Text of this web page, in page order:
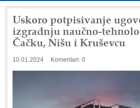
Uskoro potpisivanje
izgradnju naučno-
Čačku, Nišu i Kruševcu
10.01.2024 Komentari: 0